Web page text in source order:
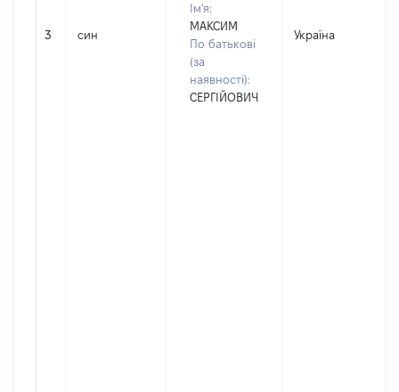
3 син
Ім'я:
МАКСИМ
По батькові
(за
наявності):
СЕРГІЙОВИЧ
Україна